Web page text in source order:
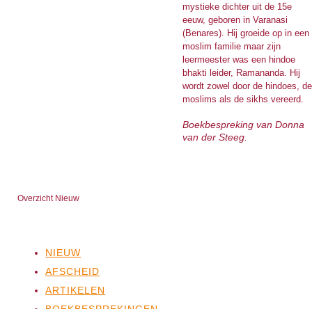
mystieke dichter uit de 15e
eeuw, geboren in Varanasi
(Benares). Hij groeide op in een
moslim familie maar zijn
leermeester was een hindoe
bhakti leider, Ramananda. Hij
wordt zowel door de hindoes, de
moslims als de sikhs vereerd.
Boekbespreking van Donna
van der Steeg.
Overzicht Nieuw
NIEUW
AFSCHEID
ARTIKELEN